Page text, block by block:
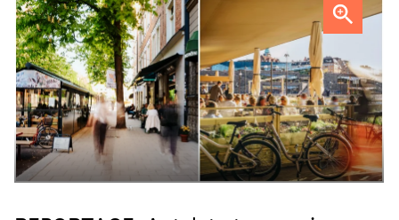
Uteservering på Dryck vinbar samt Slussporten.FOTO:
Samuel Unéus